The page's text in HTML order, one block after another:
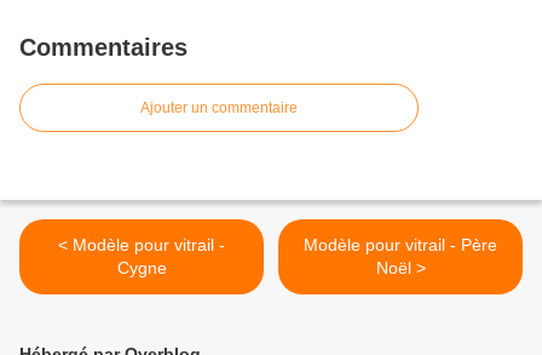
Commentaires
Ajouter un commentaire
< Modèle pour vitrail -
Cygne
Modèle pour vitrail - Père
Noël >